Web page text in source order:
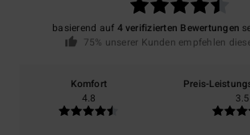
basierend auf 4 verifizierten Bewertungen
75% unserer Kunden empfehlen
Komfort
4.8
Preis-
3.5